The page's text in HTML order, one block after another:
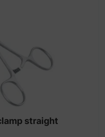
straight